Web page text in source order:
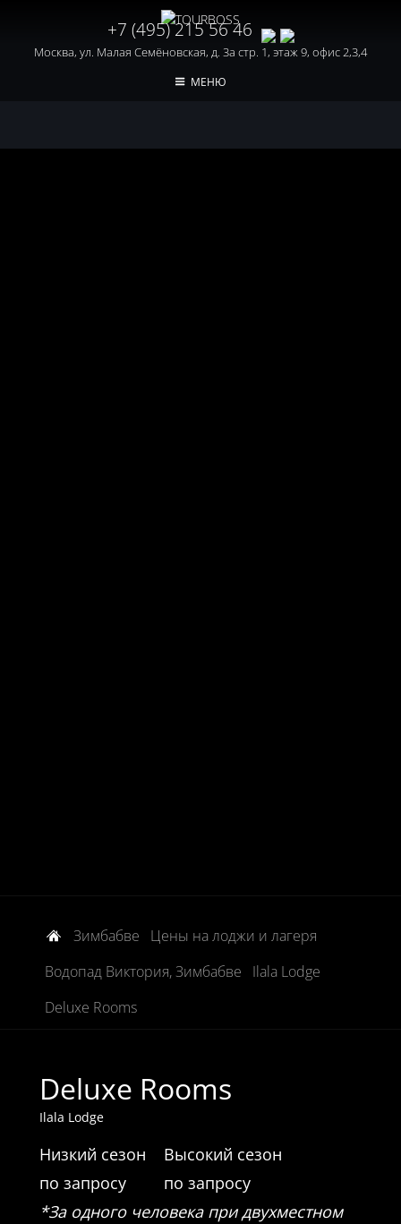
+7 (495) 215 56 46
Москва, ул. Малая Семёновская, д. 3а стр. 1, этаж 9, офис 2,3,4
МЕНЮ
Зимбабве
Цены на лоджи и лагеря
Водопад Виктория, Зимбабве
Ilala Lodge
Deluxe Rooms
Deluxe Rooms
Ilala Lodge
Низкий сезон
по запросу
Высокий сезон
по запросу
*За одного человека при двухместном